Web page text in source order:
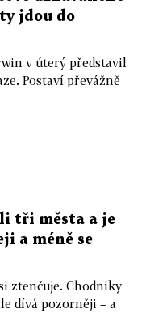
jdou do
v úterý představil
Postaví převážně
tři města a je
a méně se
ztenčuje. Chodníky
dívá pozorněji – a